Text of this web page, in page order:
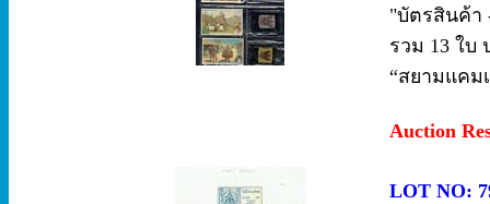
"บัตรสินค้า
รวม 13 ใบ
“สยามแคม
Auction
LOT NO: